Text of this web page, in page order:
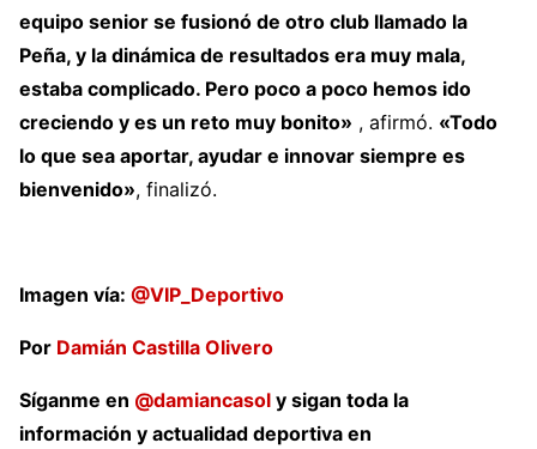
2022
equipo senior se fusionó de otro club llamado la
Peña, y la dinámica de resultados era muy mala,
estaba complicado. Pero poco a poco hemos ido
creciendo y es un reto muy bonito» , afirmó. «Todo
lo que sea aportar, ayudar e innovar siempre es
bienvenido», finalizó.
Imagen vía: @VIP_Deportivo
Por Damián Castilla Olivero
Síganme en @damiancasol y sigan toda la
información y actualidad deportiva en